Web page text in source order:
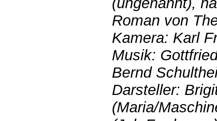
Roman von
Kamera: Karl
Musik:
Bernd
Darsteller:
(Maria/